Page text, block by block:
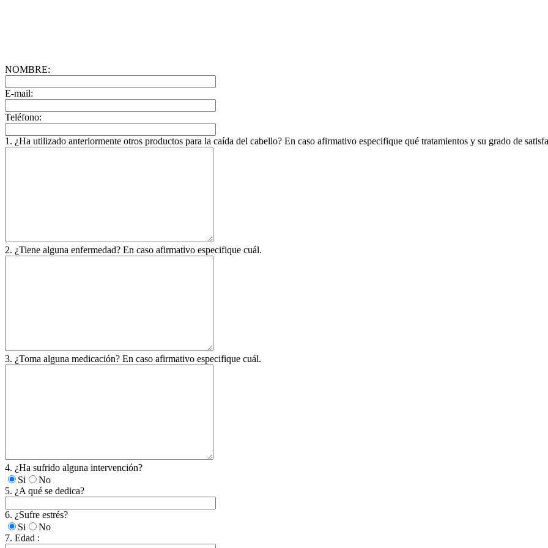
NOMBRE:
E-mail:
Teléfono:
1. ¿Ha utilizado anteriormente otros productos para la caída del cabello? En caso afirmativo especifique qué tratamientos y su grado de
2. ¿Tiene alguna enfermedad? En caso afirmativo especifique cuál.
3. ¿Toma alguna medicación? En caso afirmativo especifique cuál.
4. ¿Ha sufrido alguna intervención?
Si
No
5. ¿A qué se dedica?
6. ¿Sufre estrés?
Si
No
7. Edad :